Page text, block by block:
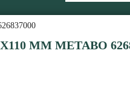
ММ METABO